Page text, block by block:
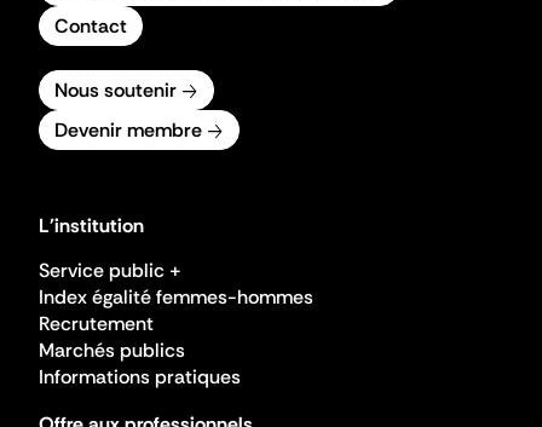
Contact
Nous soutenir
Devenir membre
L'institution
Service public +
Index égalité femmes-hommes
Recrutement
Marchés publics
Informations pratiques